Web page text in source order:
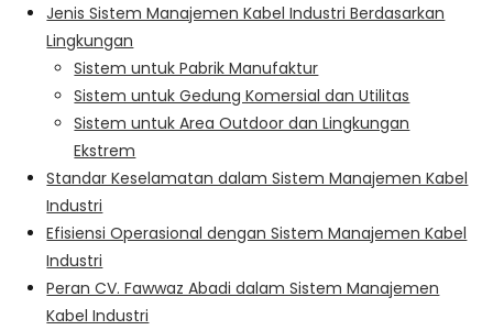
Jenis Sistem Manajemen Kabel Industri Berdasarkan
Lingkungan
Sistem untuk Pabrik Manufaktur
Sistem untuk Gedung Komersial dan Utilitas
Sistem untuk Area Outdoor dan Lingkungan
Ekstrem
Standar Keselamatan dalam Sistem Manajemen Kabel
Industri
Efisiensi Operasional dengan Sistem Manajemen Kabel
Industri
Peran CV. Fawwaz Abadi dalam Sistem Manajemen
Kabel Industri